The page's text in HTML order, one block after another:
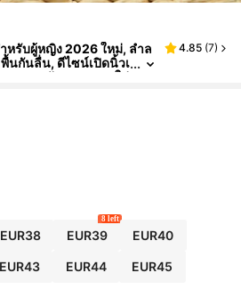
หรับผู้หญิง 2026 ใหม่, ลำล
นกันลื่น, ดีไซน์เปิดนิ้วเ
ยหาด, วันหยุด, สวมใส่
หรับผู้หญิง, ของขวัญโรแม
าดกว้าง
4.85 (7)
EUR38 EUR39
8 left
EUR40
EUR43 EUR44 EUR45